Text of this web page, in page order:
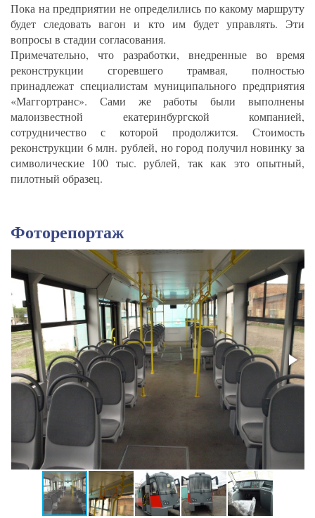
Пока на предприятии не определились по какому маршруту
будет следовать вагон и кто им будет управлять. Эти
вопросы в стадии согласования.
Примечательно, что разработки, внедренные во время
реконструкции сгоревшего трамвая, полностью
принадлежат специалистам муниципального предприятия
«Маггортранс». Сами же работы были выполнены
малоизвестной екатеринбургской компанией,
сотрудничество с которой продолжится. Стоимость
реконструкции 6 млн. рублей, но город получил новинку за
символические 100 тыс. рублей, так как это опытный,
пилотный образец.
Фоторепортаж